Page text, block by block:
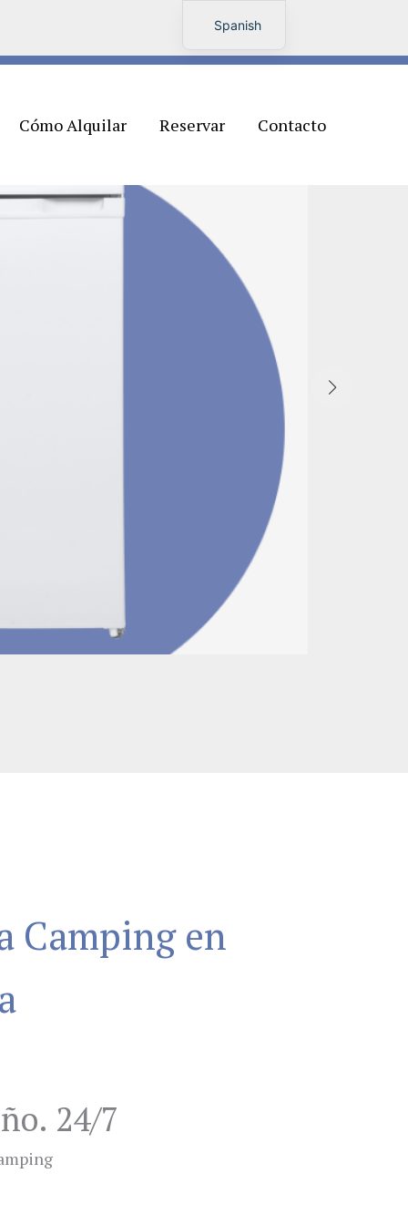
Cómo Alquilar Reservar Contacto
Camping en
24/7
Spanish
English